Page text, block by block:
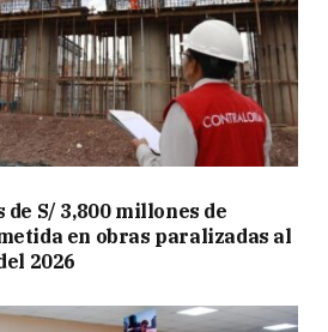
S/ 3,800 millones de
en obras paralizadas al
2026